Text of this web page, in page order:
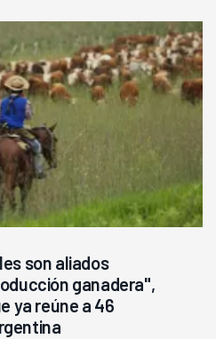
son aliados
ganadera",
ya reúne a 46